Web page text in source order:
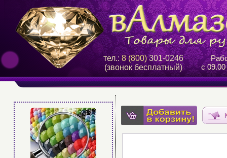
тел.:8 (800)301-0246
(звонок бесплатный)
с